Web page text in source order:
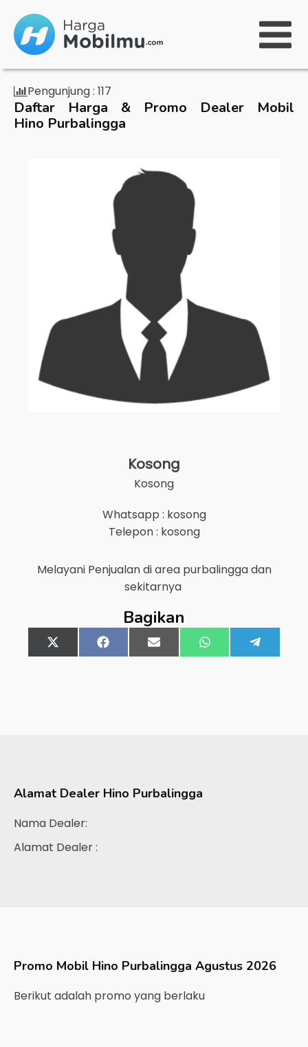
Pengunjung : 117
Daftar Harga & Promo Dealer Mobil
Hino Purbalingga
Kosong
Kosong
Whatsapp : kosong
Telepon : kosong
Melayani Penjualan di area purbalinggadan
sekitarnya
Bagikan
Share
on
X
(Twitter)
Share
on
FacebookShare
on
Email Share
on
WhatsApp
on
Alamat Dealer Hino Purbalingga
Nama Dealer:
Alamat Dealer :
Promo Mobil Hino Purbalingga Agustus 2026
Berikut adalah promo yang berlaku